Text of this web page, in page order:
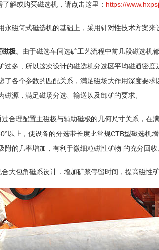
了解或购买磁选机，请点击这里： https://
永磁筒式磁选机的基础上，采用针对性技术方案来
极。 由于磁选车间选矿工艺流程中前几段磁选机
过多，所以这次设计的磁选机分选区平均磁通密
了各个参数的匹配关系，满足磁场大作用深度要
磁源，满足磁场分选、输送以及卸矿的要求。
过合理配置主磁极与辅助磁极的几何尺寸关系，在
以上，使设备的分选带长度比常规CTB型磁选机
附的几率增加，有利于微细粒磁性矿物 的充分回收
合大包角磁系设计．增加矿浆停留时间，提高磁性矿